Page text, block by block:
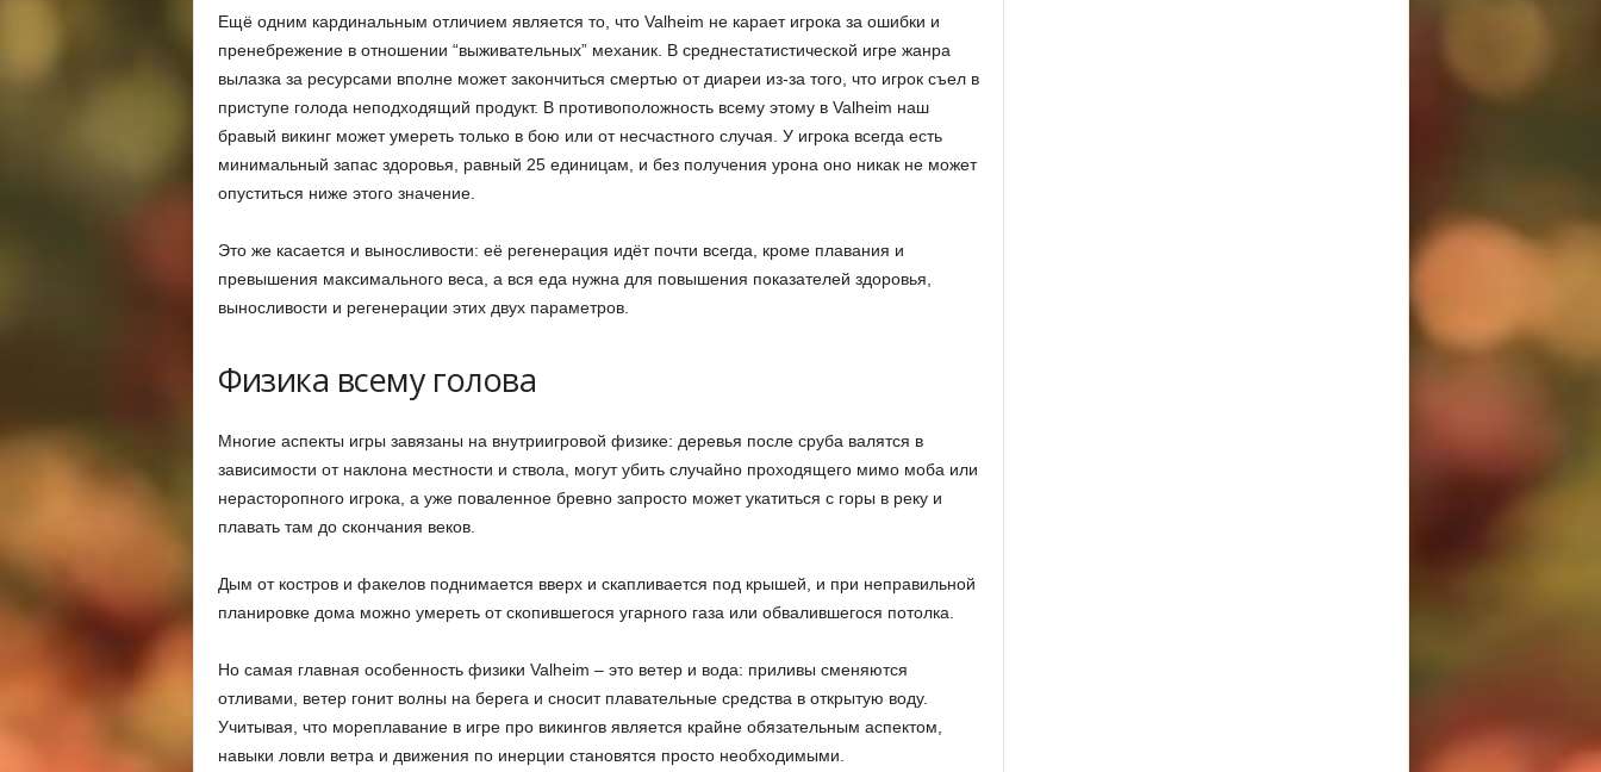
Ещё одним кардинальным отличием является то, что Valheim не карает игрока за ошибки и
пренебрежение в отношении “выживательных” механик. В среднестатистической игре жанра
вылазка за ресурсами вполне может закончиться смертью от диареи из-за того, что игрок съел в
приступе голода неподходящий продукт. В противоположность всему этому в Valheim наш
бравый викинг может умереть только в бою или от несчастного случая. У игрока всегда есть
минимальный запас здоровья, равный 25 единицам, и без получения урона оно никак не может
опуститься ниже этого значение.
Это же касается и выносливости: её регенерация идёт почти всегда, кроме плавания и
превышения максимального веса, а вся еда нужна для повышения показателей здоровья,
выносливости и регенерации этих двух параметров.
Физика всему голова
Многие аспекты игры завязаны на внутриигровой физике: деревья после сруба валятся в
зависимости от наклона местности и ствола, могут убить случайно проходящего мимо моба или
нерасторопного игрока, а уже поваленное бревно запросто может укатиться с горы в реку и
плавать там до скончания веков.
Дым от костров и факелов поднимается вверх и скапливается под крышей, и при неправильной
планировке дома можно умереть от скопившегося угарного газа или обвалившегося потолка.
Но самая главная особенность физики Valheim – это ветер и вода: приливы сменяются
отливами, ветер гонит волны на берега и сносит плавательные средства в открытую воду.
Учитывая, что мореплавание в игре про викингов является крайне обязательным аспектом,
навыки ловли ветра и движения по инерции становятся просто необходимыми.